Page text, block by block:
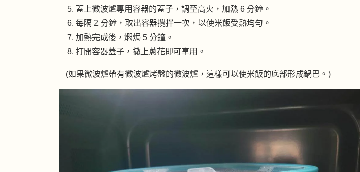
蓋上微波爐專用容器的蓋子，調至高火，加熱 6 分鐘。
每隔 2 分鐘，取出容器攪拌一次，以使米飯受熱均勻。
加熱完成後，燜焗 5 分鐘。
打開容器蓋子，撒上蔥花即可享用。
(如果微波爐帶有微波爐烤盤的微波爐，這樣可以使米飯的底部形成鍋巴。)